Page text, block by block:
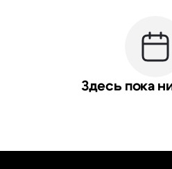
Здесь пока